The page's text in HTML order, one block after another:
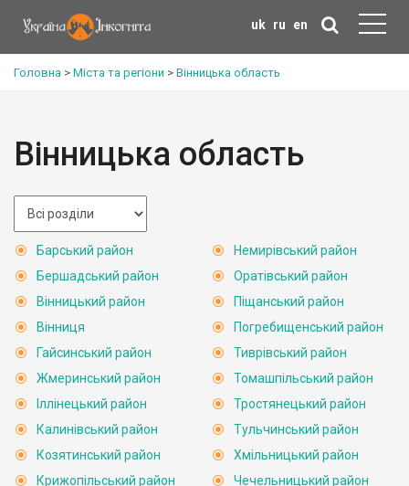
uk ru en
Головна > Міста та регіони > Вінницька область
Вінницька область
Барський район
Бершадський район
Вінницький район
Вінниця
Гайсинський район
Жмеринський район
Іллінецький район
Калинівський район
Козятинський район
Крижопільський район
Немирівський район
Оратівський район
Піщанський район
Погребищенський район
Тиврівський район
Томашпільський район
Тростянецький район
Тульчинський район
Хмільницький район
Чечельницький район